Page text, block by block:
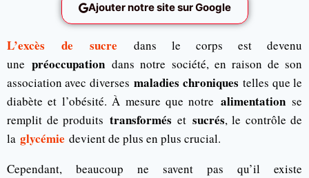
Ajouter notre site sur Google
L’excès de sucre dans le corps est devenu
unepréoccupationdans notre société, en raison de son
association avec diversesmaladies chroniques telles que le
diabète et l’obésité. À mesure que notre alimentation se
remplit de produits transformés et sucrés, le contrôle de
la glycémie devient de plus en plus crucial.
Cependant, beaucoup ne savent pas qu’il existe